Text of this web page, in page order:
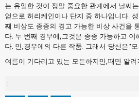
는 유일한 것이 정말 중요한 관계에서 날씨
얻으로 허리케인이나 단지 중 하나입니다.
째 비상도 종종의 경고 가능한 비상 사건을
다. 두 번째 경우에,그것은 종종 가능하고 이
다. 만,경우에의 다른 작품. 그래서 당신은"
여름이 기다리고 있는 모든하지만,때만 알려
: